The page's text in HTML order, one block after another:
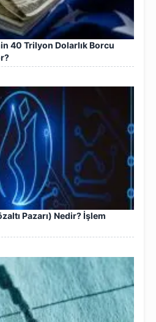
40 Trilyon Dolarlık Borcu
Pazarı) Nedir? İşlem